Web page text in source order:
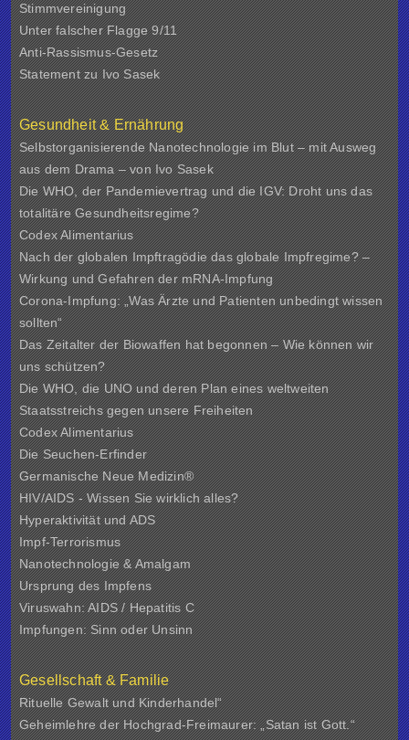
Stimmvereinigung
Unter falscher Flagge 9/11
Anti-Rassismus-Gesetz
Statement zu Ivo Sasek
Gesundheit & Ernährung
Selbstorganisierende Nanotechnologie im Blut – mit Ausweg
aus dem Drama – von Ivo Sasek
Die WHO, der Pandemievertrag und die IGV: Droht uns das
totalitäre Gesundheitsregime?
Codex Alimentarius
Nach der globalen Impftragödie das globale Impfregime? –
Wirkung und Gefahren der mRNA-Impfung
Corona-Impfung: „Was Ärzte und Patienten unbedingt wissen
sollten“
Das Zeitalter der Biowaffen hat begonnen – Wie können wir
uns schützen?
Die WHO, die UNO und deren Plan eines weltweiten
Staatsstreichs gegen unsere Freiheiten
Codex Alimentarius
Die Seuchen-Erfinder
Germanische Neue Medizin®
HIV/AIDS - Wissen Sie wirklich alles?
Hyperaktivität und ADS
Impf-Terrorismus
Nanotechnologie & Amalgam
Ursprung des Impfens
Viruswahn: AIDS / Hepatitis C
Impfungen: Sinn oder Unsinn
Gesellschaft & Familie
Rituelle Gewalt und Kinderhandel“
Geheimlehre der Hochgrad-Freimaurer: „Satan ist Gott.“